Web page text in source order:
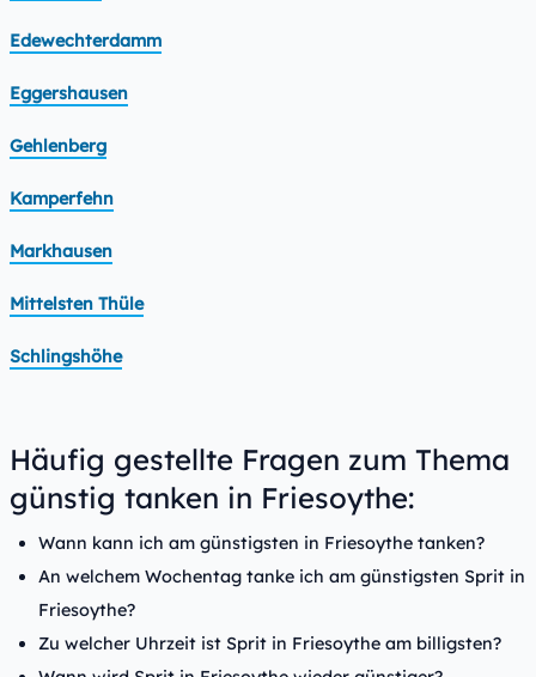
Edewechterdamm
Eggershausen
Gehlenberg
Kamperfehn
Markhausen
Mittelsten Thüle
Schlingshöhe
Häufig gestellte Fragen zum Thema
günstig tanken in Friesoythe:
Wann kann ich am günstigsten in Friesoythe tanken?
An welchem Wochentag tanke ich am günstigsten Sprit in
Friesoythe?
Zu welcher Uhrzeit ist Sprit in Friesoythe am billigsten?